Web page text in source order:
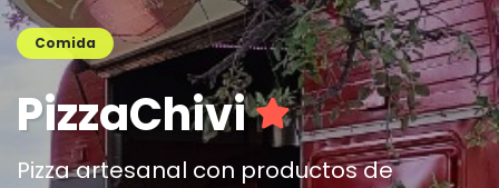
Comida
PizzaChivi
Pizza artesanal con productos de